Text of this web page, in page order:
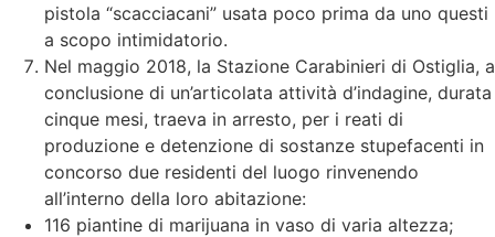
pistola “scacciacani” usata poco prima da uno questi
a scopo intimidatorio.
Nel maggio 2018, la Stazione Carabinieri di Ostiglia, a
conclusione di un’articolata attività d’indagine, durata
cinque mesi, traeva in arresto, per i reati di
produzione e detenzione di sostanze stupefacenti in
concorso due residenti del luogo rinvenendo
all’interno della loro abitazione:
116 piantine di marijuana in vaso di varia altezza;